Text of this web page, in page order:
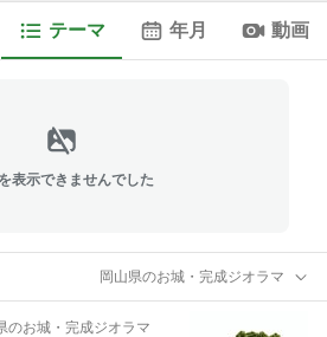
テーマ 年月 動画
表示できませんでした
岡山県のお城・完成ジオラマ
のお城・完成ジオラマ